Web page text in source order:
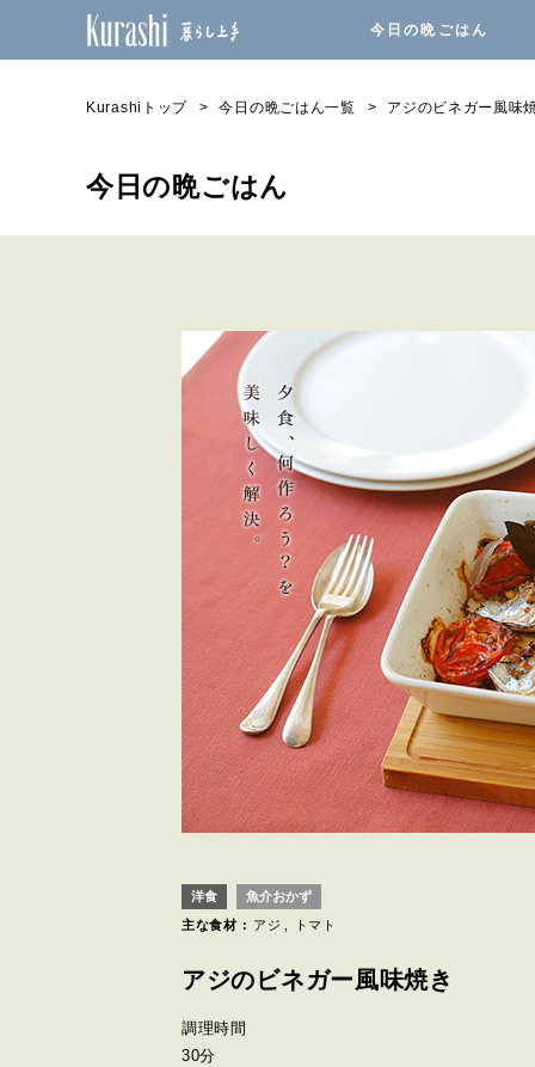
今日の晩ごはん
Kurashiトップ 今日の晩ごはん一覧 アジのビネガー風味
今日の晩ごはん
洋食
魚介おかず
主な食材 : アジ トマト
アジのビネガー風味焼き
調理時間
30分